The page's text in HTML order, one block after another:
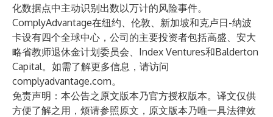
化数据点中主动识别出数以万计的风险事件。
ComplyAdvantage在纽约、伦敦、新加坡和克卢日-纳波
卡设有四个全球中心，公司的主要投资者包括高盛、安大
略省教师退休金计划委员会、Index Ventures和Balderton
Capital。如需了解更多信息，请访问
complyadvantage.com。
免责声明：本公告之原文版本乃官方授权版本。译文仅供
方便了解之用，烦请参照原文，原文版本乃唯一具法律效